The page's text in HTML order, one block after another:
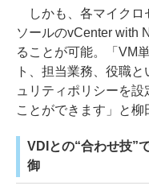
しかも、各マイクロ
ソールのvCenter with
ることが可能。「VM
ト、担当業務、役職
ュリティポリシーを
ことができます」と柳
VDIとの“合わせ技”
御